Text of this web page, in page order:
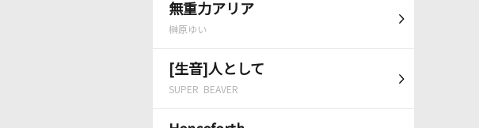
無重力アリア
榊原ゆい
[生音]人として
SUPER BEAVER